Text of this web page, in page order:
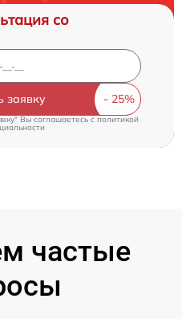
со
заявку
Вы соглашаетесь c политикой
частые